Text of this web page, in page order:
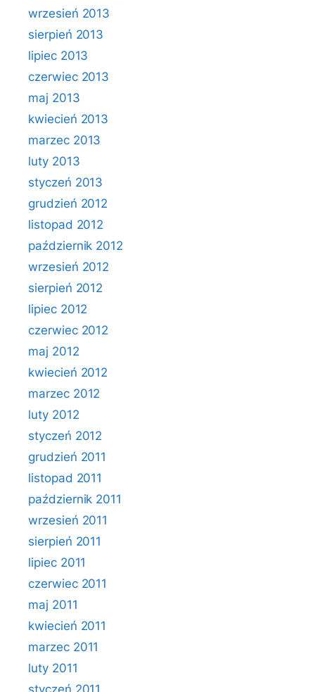
wrzesień 2013
sierpień 2013
lipiec 2013
czerwiec 2013
maj 2013
kwiecień 2013
marzec 2013
luty 2013
styczeń 2013
grudzień 2012
listopad 2012
październik 2012
wrzesień 2012
sierpień 2012
lipiec 2012
czerwiec 2012
maj 2012
kwiecień 2012
marzec 2012
luty 2012
styczeń 2012
grudzień 2011
listopad 2011
październik 2011
wrzesień 2011
sierpień 2011
lipiec 2011
czerwiec 2011
maj 2011
kwiecień 2011
marzec 2011
luty 2011
styczeń 2011